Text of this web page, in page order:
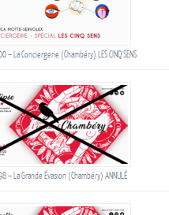
– La Conciergerie (Chambéry) LES CINQ SENS
– La Grande Évasion (Chambéry) ANNULÉ